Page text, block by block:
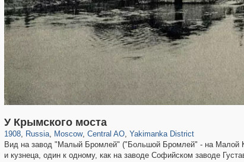
У Крымского моста
1908, Russia
1,406,837 29,243
, Moscow
319,861 8,286
, Central AO
160,009 5,916
, Yakimanka District
Вид на завод "Малый Бромлей" ("Большой Бромлей" - на Малой
и кузнеца, один к одному, как на заводе Софийском заводе